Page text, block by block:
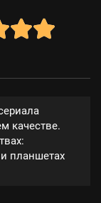
качестве.
планшетах